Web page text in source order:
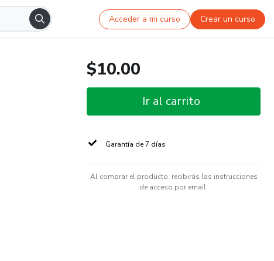
Acceder a mi curso Crear un curso
$10.00
Ir al carrito
Garantía de 7 días
Al comprar el producto, recibirás las instrucciones
de acceso por email.